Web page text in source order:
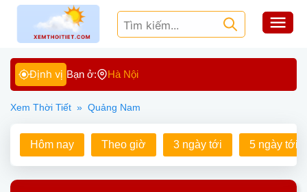
Định vị Bạn ở: Hà Nội
Xem Thời Tiết » Quảng Nam
Hôm nay Theo giờ 3 ngày tới 5 ngày tới